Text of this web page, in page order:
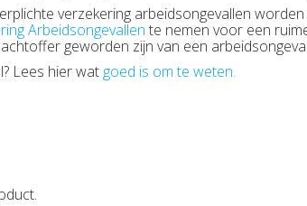
verzekering arbeidsongevallen
Arbeidsongevallen te nemen voor een
geworden zijn van een
Lees hier wat goed is om te weten.